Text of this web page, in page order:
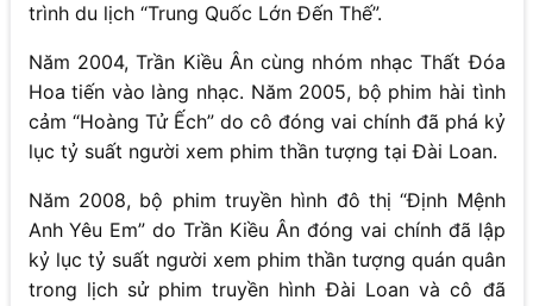
trình du lịch “Trung Quốc Lớn Đến Thế”.
Năm 2004, Trần Kiều Ân cùng nhóm nhạc Thất Đóa
Hoa tiến vào làng nhạc. Năm 2005, bộ phim hài tình
cảm “Hoàng Tử Ếch” do cô đóng vai chính đã phá kỷ
lục tỷ suất người xem phim thần tượng tại Đài Loan.
Năm 2008, bộ phim truyền hình đô thị “Định Mệnh
Anh Yêu Em” do Trần Kiều Ân đóng vai chính đã lập
kỷ lục tỷ suất người xem phim thần tượng quán quân
trong lịch sử phim truyền hình Đài Loan và cô đã